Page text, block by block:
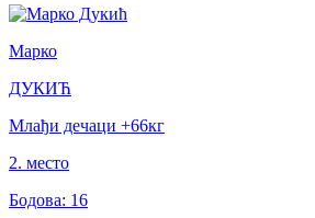
Марко
ДУКИЋ
Млађи дечаци +66кг
2. место
Бодова: 16